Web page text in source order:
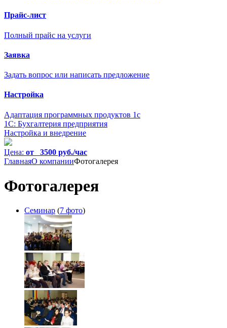
Прайс-лист
Полный прайс на услуги
Заявка
Задать вопрос или написать предложение
Настройка
Адаптация программных продуктов 1с
1С: Бухгалтерия предприятия
Настройка и внедрение
Цена: от 3500 руб./час
ГлавнаяО компанииФотогалерея
Фотогалерея
Семинар (7 фото)